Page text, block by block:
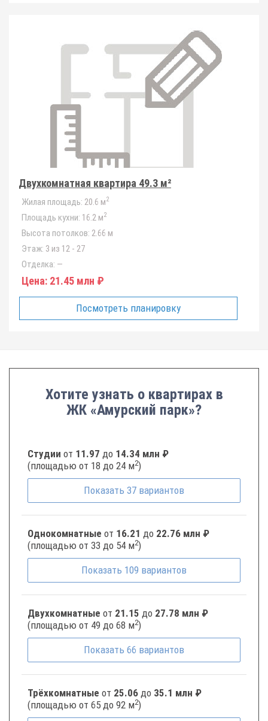
Двухкомнатная квартира 49.3 м²
Жилая площадь: 20.6 м2
Площадь кухни: 16.2 м2
Высота потолков: 2.66 м
Этаж: 3 из 12 - 27
Отделка: —
Цена: 21.45 млн ₽
Посмотреть планировку
Хотите узнать о квартирах в
ЖК «Амурский парк»?
Студии от 11.97 до 14.34 млн ₽
(площадью от 18 до 24 м2)
Показать 37 вариантов
Однокомнатные от 16.21 до 22.76 млн ₽
(площадью от 33 до 54 м2)
Показать 109 вариантов
Двухкомнатные от 21.15 до 27.78 млн ₽
(площадью от 49 до 68 м2)
Показать 66 вариантов
Трёхкомнатные от 25.06 до 35.1 млн ₽
(площадью от 65 до 92 м2)